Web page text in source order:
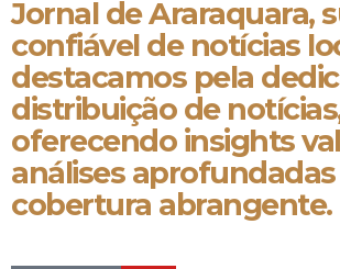
Jornal de Araraquara,
confiável de notícias
destacamos pela
distribuição de
oferecendo insights
análises aprofundadas
cobertura abrangente.